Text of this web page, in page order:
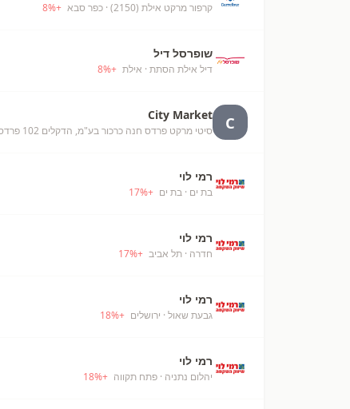
קרפור מרקט אילת (2150) · כפר סבא +
8%
שופרסל דיל
דיל אילת הסתת · אילת +
8%
C
City Market
סיטי מרקט פרדס חנה כרכור בע"מ, הדקלים 102 פרדס חנה
רמי לוי
בת ים · בת ים +
17%
רמי לוי
חדרה · תל אביב +
17%
רמי לוי
גבעת שאול · ירושלים +
18%
רמי לוי
יהלום נתניה · פתח תקווה +
18%